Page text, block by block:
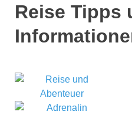
Reise Tipps